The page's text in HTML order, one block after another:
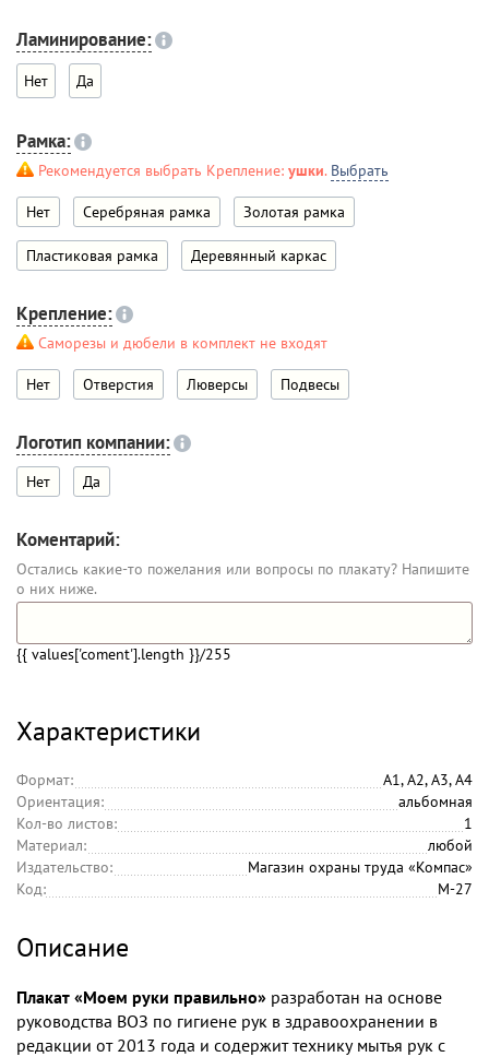
Ламинирование:
Нет Да
Рамка:
Рекомендуется выбрать Крепление: ушки. Выбрать
Нет Серебряная рамка Золотая рамка
Пластиковая рамка Деревянный каркас
Крепление:
Саморезы и дюбели в комплект не входят
Нет Отверстия Люверсы Подвесы
Логотип компании:
Нет Да
Коментарий:
Остались какие-то пожелания или вопросы по плакату? Напишите
о них ниже.
{{ values['coment'].length }}/255
Характеристики
Формат:
А1, А2, А3, А4
Ориентация:
альбомная
Кол-во листов:
1
Материал:
любой
Издательство:
Магазин охраны труда «Компас»
Код:
М-27
Описание
Плакат «Моем руки правильно» разработан на основе
руководства ВОЗ по гигиене рук в здравоохранении в
редакции от 2013 года и содержит технику мытья рук с